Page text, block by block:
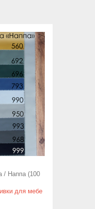
/ Наппа (100
для мебе